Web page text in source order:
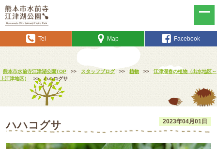
Tel Map Facebook
熊本市水前寺江津湖公園TOP >> スタッフブログ >> 植物 >>
江津湖春の植物（出水地区～
上江津地区）
>> ハハコグサ
2023年04月01日
ハハコグサ